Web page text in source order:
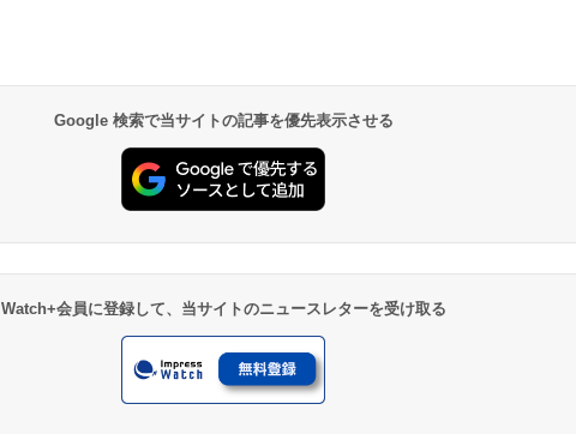
Google 検索で当サイトの記事を優先表示させる
Watch+会員に登録して、当サイトのニュースレターを受け取る